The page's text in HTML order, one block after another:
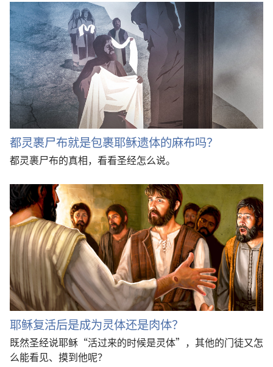
都灵裹尸布就是包裹耶稣遗体的麻布吗？
都灵裹尸布的真相，看看圣经怎么说。
耶稣复活后是成为灵体还是肉体？
既然圣经说耶稣“活过来的时候是灵体”，其他的门徒又怎
么能看见、摸到他呢？